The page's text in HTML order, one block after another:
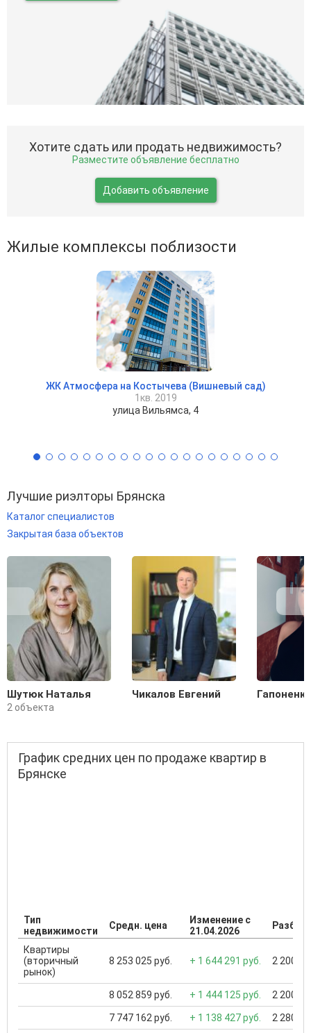
Хотите сдать или продать недвижимость?
Разместите объявление бесплатно
Добавить объявление
Жилые комплексы поблизости
ЖК Атмосфера на Костычева (Вишневый сад)
1кв. 2019
улица Вильямса, 4
Лучшие риэлторы Брянска
Каталог специалистов
Закрытая база объектов
Шутюк Наталья
2 объекта
Чикалов Евгений
График средних цен по продаже квартир в
Брянске
Тип
недвижимости
Средн. цена
Изменение с
21.04.2026
Квартиры
(вторичный
рынок)
8 253 025 руб. + 1 644 291 руб. 2 200
8 052 859 руб. + 1 444 125 руб. 2 200
7 747 162 руб. + 1 138 427 руб. 2 280